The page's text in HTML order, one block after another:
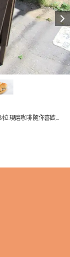
現磨咖啡 隨你喜歡...